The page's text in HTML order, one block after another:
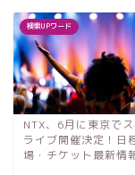
検索UPワード
NTX、6月に東京で
ライブ開催決定！日
場・チケット最新情